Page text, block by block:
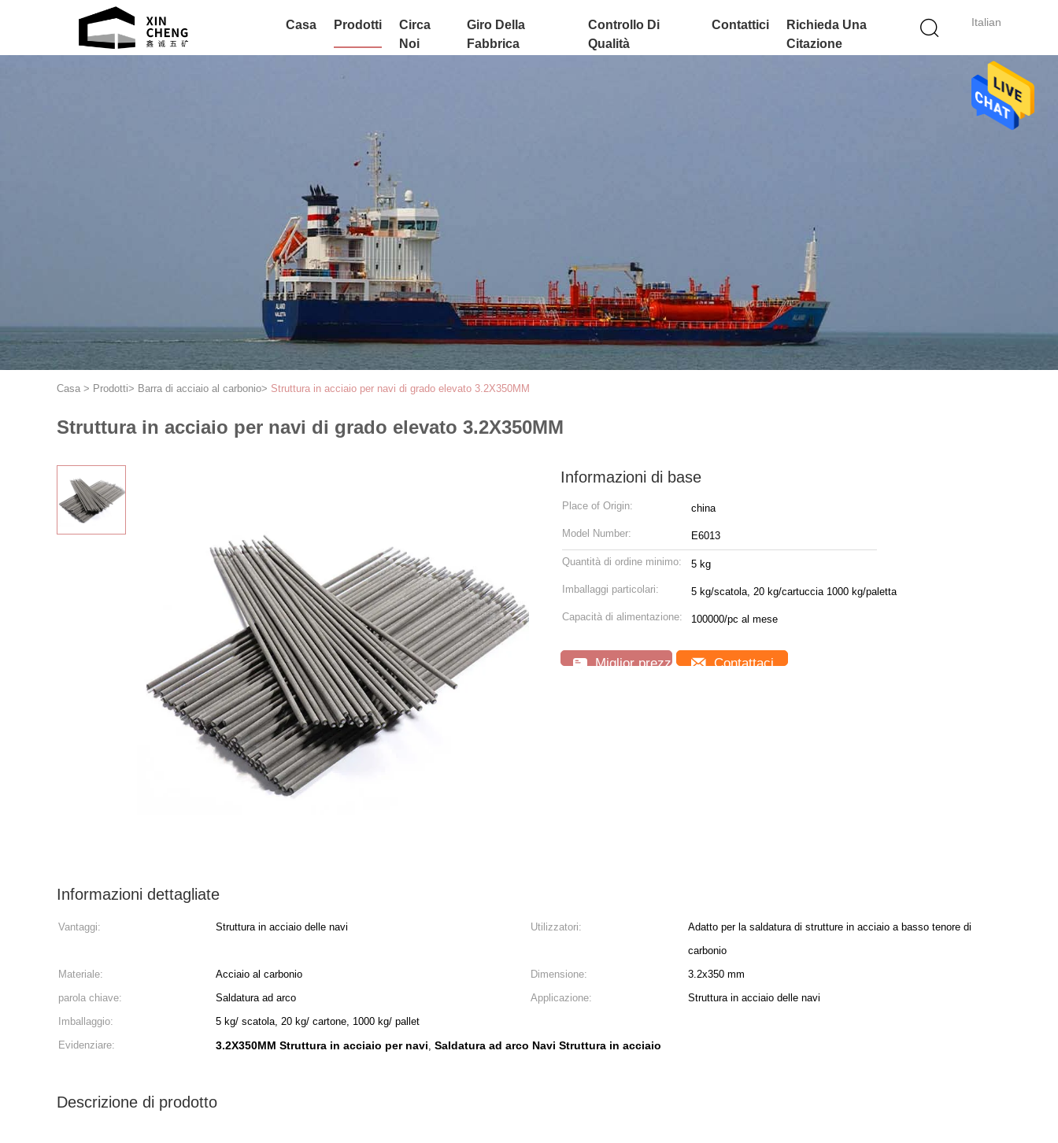
Italian
Casa Prodotti
Circa
Noi
Giro Della
Fabbrica
Controllo Di
Qualità
Contattici
Richieda Una
Citazione
Casa > Prodotti> Barra di acciaio al carbonio> Struttura in acciaio per navi di grado elevato 3.2X350MM
Struttura in acciaio per navi di grado elevato 3.2X350MM
Informazioni di base
Place of Origin: china
Model Number: E6013
Quantità di ordine minimo: 5 kg
Imballaggi particolari: 5 kg/scatola, 20 kg/cartuccia 1000 kg/paletta
Capacità di alimentazione: 100000/pc al mese
Miglior prezzo Contattaci
Informazioni dettagliate
Vantaggi: Struttura in acciaio delle navi Utilizzatori:
Adatto per la saldatura di strutture in acciaio a basso tenore di
carbonio
Materiale:
Acciaio al carbonio Dimensione:
3.2x350 mm
parola chiave:
Saldatura ad arco Applicazione:
Struttura in acciaio delle navi
Imballaggio:
5 kg/ scatola, 20 kg/ cartone, 1000 kg/ pallet
Evidenziare:
3.2X350MM Struttura in acciaio per navi, Saldatura ad arco Navi Struttura in acciaio
Descrizione di prodotto